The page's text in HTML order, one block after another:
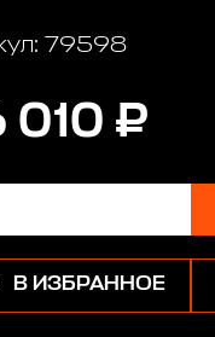
79598
010 ₽
В ИЗБРАННОЕ